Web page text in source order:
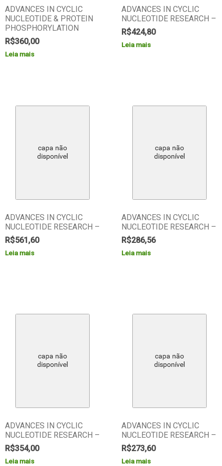
ADVANCES IN CYCLIC
NUCLEOTIDE & PROTEIN
PHOSPHORYLATION
R$360,00
Leia mais
ADVANCES IN CYCLIC
NUCLEOTIDE RESEARCH –
R$424,80
Leia mais
ADVANCES IN CYCLIC
NUCLEOTIDE RESEARCH –
R$561,60
Leia mais
ADVANCES IN CYCLIC
NUCLEOTIDE RESEARCH –
R$286,56
Leia mais
ADVANCES IN CYCLIC
NUCLEOTIDE RESEARCH –
R$354,00
Leia mais
ADVANCES IN CYCLIC
NUCLEOTIDE RESEARCH –
R$273,60
Leia mais